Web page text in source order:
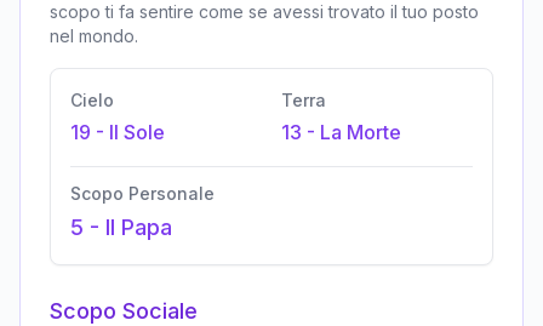
scopo ti fa sentire come se avessi trovato il tuo posto
nel mondo.
Cielo
19 - Il Sole
Terra
13 - La Morte
Scopo Personale
5 - Il Papa
Scopo Sociale